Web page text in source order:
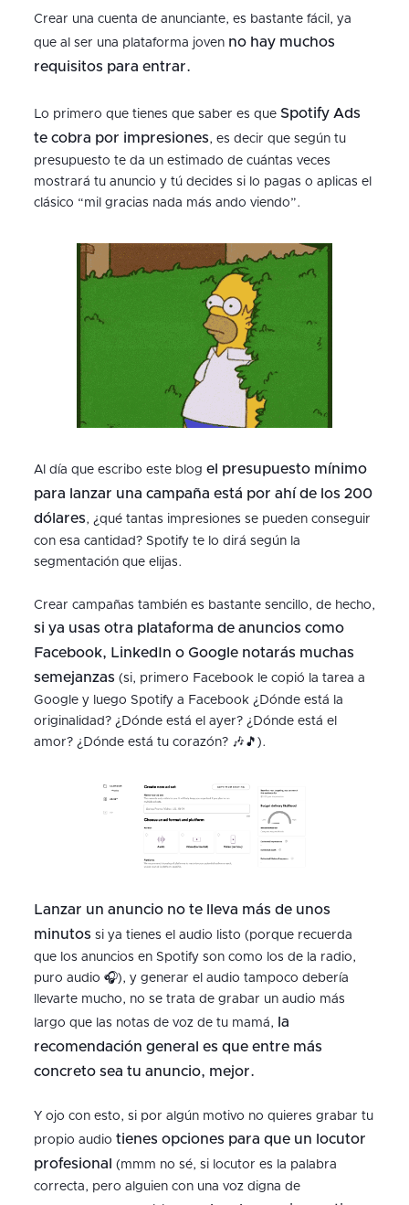
Crear una cuenta de anunciante, es bastante fácil, ya
que al ser una plataforma joven no hay muchos
requisitos para entrar.
Lo primero que tienes que saber es que Spotify Ads
te cobra por impresiones, es decir que según tu
presupuesto te da un estimado de cuántas veces
mostrará tu anuncio y tú decides si lo pagas o aplicas el
clásico “mil gracias nada más ando viendo”.
Al día que escribo este blog el presupuesto mínimo
para lanzar una campaña está por ahí de los 200
dólares, ¿qué tantas impresiones se pueden conseguir
con esa cantidad? Spotify te lo dirá según la
segmentación que elijas.
Crear campañas también es bastante sencillo, de hecho,
si ya usas otra plataforma de anuncios como
Facebook, LinkedIn o Google notarás muchas
semejanzas (si, primero Facebook le copió la tarea a
Google y luego Spotify a Facebook ¿Dónde está la
originalidad? ¿Dónde está el ayer? ¿Dónde está el
amor? ¿Dónde está tu corazón? 🎶🎵).
Lanzar un anuncio no te lleva más de unos
minutos si ya tienes el audio listo (porque recuerda
que los anuncios en Spotify son como los de la radio,
puro audio 🎧), y generar el audio tampoco debería
llevarte mucho, no se trata de grabar un audio más
largo que las notas de voz de tu mamá,
la
recomendación general es que entre más
concreto sea tu anuncio, mejor.
Y ojo con esto, si por algún motivo no quieres grabar tu
propio audio tienes opciones para que un locutor
profesional (mmm no sé, si locutor es la palabra
correcta, pero alguien con una voz digna de